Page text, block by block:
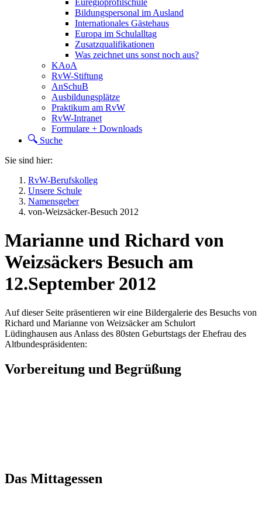
Euregioprofilschule
Bildungspersonal im Ausland
Internationales Gästehaus
Europa im Schulalltag
Zusatzqualifikationen
Was zeichnet uns sonst noch aus?
KAoA
RvW-Stiftung
AnSchuB
Ausbildungsplätze
Praktikum am RvW
RvW-Intranet
Formulare + Downloads
Suche
Sie sind hier:
RvW-Berufskolleg
Unsere Schule
Namensgeber
von-Weizsäcker-Besuch 2012
Marianne und Richard von
Weizsäckers Besuch am
12.September 2012
Auf dieser Seite präsentieren wir eine Bildergalerie des Besuchs von
Richard und Marianne von Weizsäcker am Schulort
Lüdinghausen aus Anlass des 80sten Geburtstags der Ehefrau des
Altbundespräsidenten:
Vorbereitung und Begrüßung
Das Mittagessen